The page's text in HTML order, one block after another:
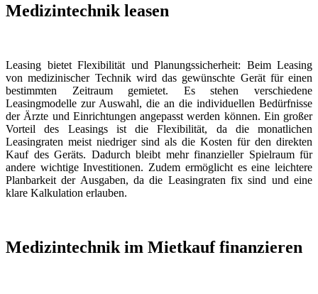
Medizintechnik leasen
Leasing bietet Flexibilität und Planungssicherheit: Beim Leasing
von medizinischer Technik wird das gewünschte Gerät für einen
bestimmten Zeitraum gemietet. Es stehen verschiedene
Leasingmodelle zur Auswahl, die an die individuellen Bedürfnisse
der Ärzte und Einrichtungen angepasst werden können. Ein großer
Vorteil des Leasings ist die Flexibilität, da die monatlichen
Leasingraten meist niedriger sind als die Kosten für den direkten
Kauf des Geräts. Dadurch bleibt mehr finanzieller Spielraum für
andere wichtige Investitionen. Zudem ermöglicht es eine leichtere
Planbarkeit der Ausgaben, da die Leasingraten fix sind und eine
klare Kalkulation erlauben.
Medizintechnik im Mietkauf finanzieren